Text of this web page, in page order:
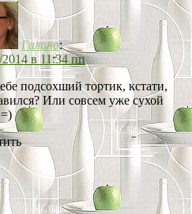
Галина:
в 11:34 пп
подсохший тортик, кстати,
Или совсем уже сухой